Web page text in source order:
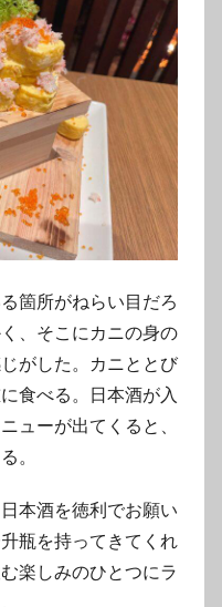
箇所がねらい目だろ
、そこにカニの身の
がした。カニととび
食べる。日本酒が入
ューが出てくると、
。
本酒を徳利でお願い
瓶を持ってきてくれ
楽しみのひとつにラ